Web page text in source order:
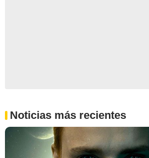
Noticias más recientes